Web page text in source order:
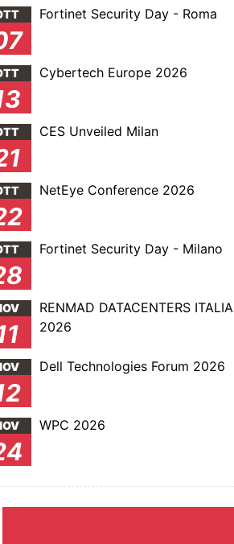
Fortinet Security Day - Roma
Cybertech Europe 2026
CES Unveiled Milan
NetEye Conference 2026
Fortinet Security Day - Milano
RENMAD DATACENTERS ITALIA
2026
Dell Technologies Forum 2026
WPC 2026